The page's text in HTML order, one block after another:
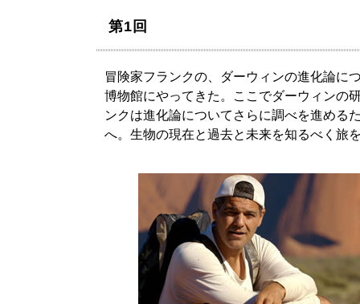
第1回
冒険家フランクの、ダーウィンの進化論に
博物館にやってきた。ここでダーウィンの
ンクは進化論についてさらに調べを進める
へ。生物の現在と過去と未来を知るべく旅